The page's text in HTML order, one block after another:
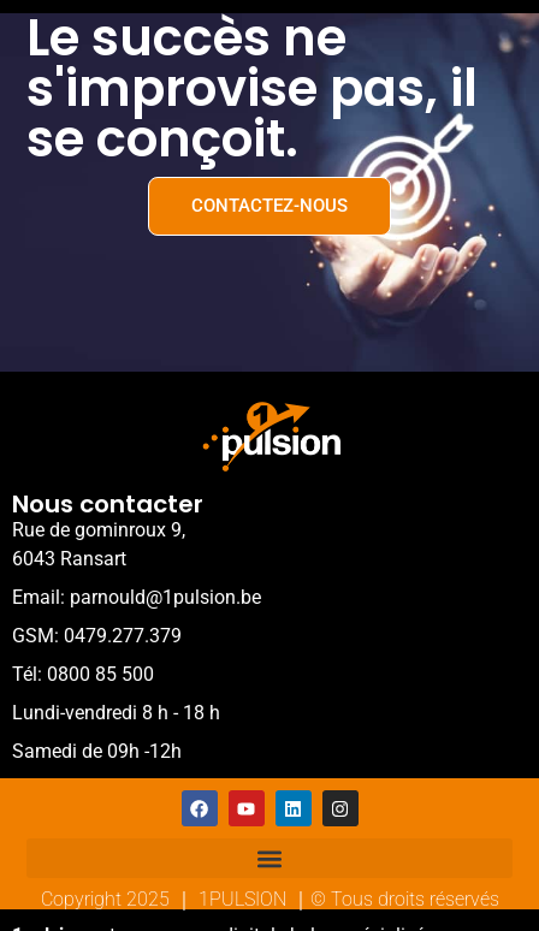
Le succès ne
s'improvise pas, il
se conçoit.
CONTACTEZ-NOUS
Nous contacter
Rue de gominroux 9,
6043 Ransart
Email: parnould@1pulsion.be
GSM: 0479.277.379
Tél: 0800 85 500
Lundi-vendredi 8 h - 18 h
Samedi de 09h -12h
Copyright 2025 ｜ 1PULSION ｜© Tous droits réservés